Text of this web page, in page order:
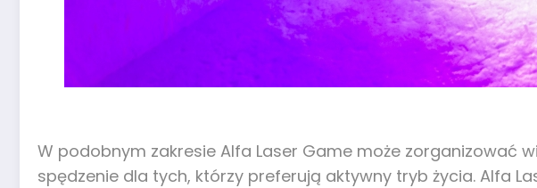
W podobnym zakresie Alfa Laser Game może zorganizować
spędzenie dla tych, którzy preferują aktywny tryb życia. Alfa